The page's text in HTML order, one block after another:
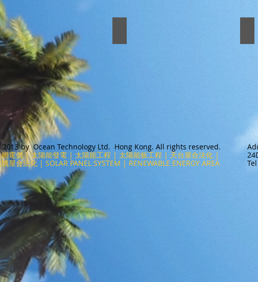
型工廠天台 天台太陽能支架
by Ocean Technology Ltd. Hong Kong. All rights reserved.
網電價 | 太陽能發電 | 太陽能工程 | 太陽能板工程 | 天台屋合法化 |
屋合法化 | SOLAR PANEL SYSTEM | RENEWABLE ENERGY AREA